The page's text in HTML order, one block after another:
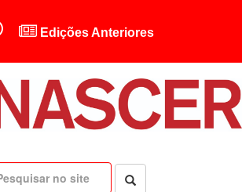
Edições Anteriores